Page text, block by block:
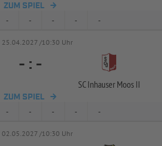
ZUM SPIEL
- - - - -
25.04.2027 /10:30 Uhr
- : -
SC Inhauser Moos II
ZUM SPIEL
- - - - -
02.05.2027 /10:30 Uhr